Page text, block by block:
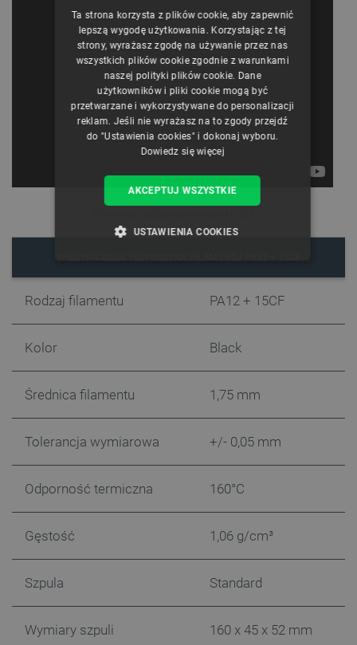
Rodzaj filamentu PA12 + 15CF
Kolor Black
Średnica filamentu 1,75 mm
Tolerancja wymiarowa +/- 0,05 mm
Odporność termiczna 160°C
Gęstość 1,06 g/cm³
Szpula Standard
Wymiary szpuli 160 x 45 x 52 mm
CZECH
ENGLISH
GERMAN
Ta strona korzysta z plików cookie, aby zapewnić
lepszą wygodę użytkowania. Korzystając z tej
strony, wyrażasz zgodę na używanie przez nas
wszystkich plików cookie zgodnie z warunkami
naszej polityki plików cookie. Dane
użytkowników i pliki cookie mogą być
przetwarzane i wykorzystywane do personalizacji
reklam. Jeśli nie wyrażasz na to zgody przejdź
do "Ustawienia cookies" i dokonaj wyboru.
Dowiedz się więcej
AKCEPTUJ WSZYSTKIE
USTAWIENIA COOKIES
TARGETOWANIE
Niezbędne Wydajność Targetowanie
Funkcjonalność
Niezbędne pliki cookie umożliwiają korzystanie z
jak logowanie użytkownika i zarządzanie kontem.
PrestaShop-[abcdef0123456789]{32}